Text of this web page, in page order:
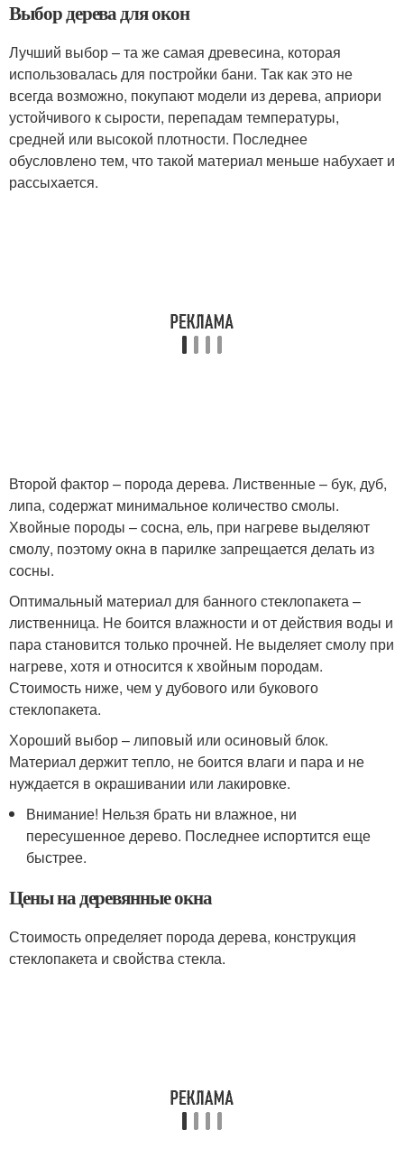
Выбор дерева для окон
Лучший выбор – та же самая древесина, которая
использовалась для постройки бани. Так как это не
всегда возможно, покупают модели из дерева, априори
устойчивого к сырости, перепадам температуры,
средней или высокой плотности. Последнее
обусловлено тем, что такой материал меньше набухает и
рассыхается.
Второй фактор – порода дерева. Лиственные – бук, дуб,
липа, содержат минимальное количество смолы.
Хвойные породы – сосна, ель, при нагреве выделяют
смолу, поэтому окна в парилке запрещается делать из
сосны.
Оптимальный материал для банного стеклопакета –
лиственница. Не боится влажности и от действия воды и
пара становится только прочней. Не выделяет смолу при
нагреве, хотя и относится к хвойным породам.
Стоимость ниже, чем у дубового или букового
стеклопакета.
Хороший выбор – липовый или осиновый блок.
Материал держит тепло, не боится влаги и пара и не
нуждается в окрашивании или лакировке.
Внимание! Нельзя брать ни влажное, ни
пересушенное дерево. Последнее испортится еще
быстрее.
Цены на деревянные окна
Стоимость определяет порода дерева, конструкция
стеклопакета и свойства стекла.